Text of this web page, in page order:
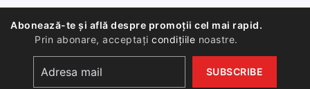
Logan
Berlina
Abonează-te și află despre promoții cel mai rapid.
Prin abonare, acceptațicondițiile noastre.